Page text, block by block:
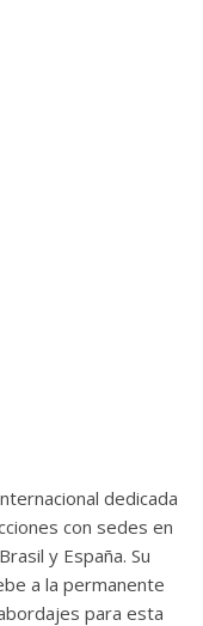
dedicada
con sedes en
y España. Su
a la permanente
para esta